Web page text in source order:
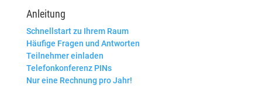
Anleitung
Schnellstart zu Ihrem Raum
Häufige Fragen und Antworten
Teilnehmer einladen
Telefonkonferenz PINs
Nur eine Rechnung pro Jahr!